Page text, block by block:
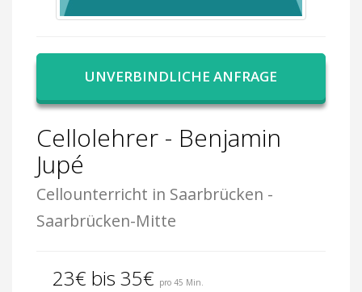
UNVERBINDLICHE ANFRAGE
Cellolehrer - Benjamin
Jupé
Cellounterricht in Saarbrücken -
Saarbrücken-Mitte
23€ bis 35€ pro 45 Min.